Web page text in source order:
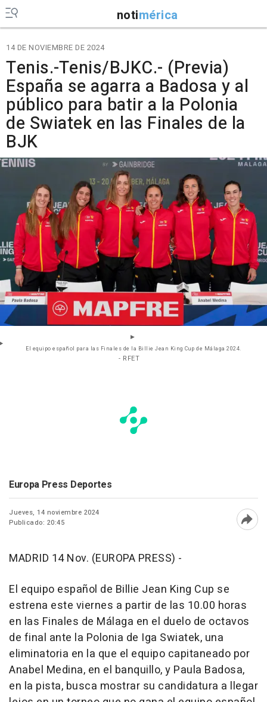
notimérica
14 DE NOVIEMBRE DE 2024
Tenis.-Tenis/BJKC.- (Previa)
España se agarra a Badosa y al
público para batir a la Polonia
de Swiatek en las Finales de la
BJK
El equipo español para las Finales de la Billie Jean King Cup de Málaga 2024.
- RFET
Europa Press Deportes
Jueves, 14 noviembre 2024
Publicado: 20:45
MADRID 14 Nov. (EUROPA PRESS) -
El equipo español de Billie Jean King Cup se
estrena este viernes a partir de las 10.00 horas
en las Finales de Málaga en el duelo de octavos
de final ante la Polonia de Iga Swiatek, una
eliminatoria en la que el equipo capitaneado por
Anabel Medina, en el banquillo, y Paula Badosa,
en la pista, busca mostrar su candidatura a llegar